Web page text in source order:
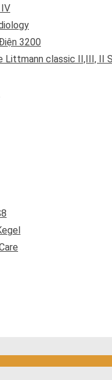
3200
Littmann classic II,III, II